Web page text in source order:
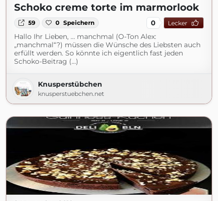
Schoko creme torte im marmorlook
59 0 Speichern 0 Lecker
Hallo Ihr Lieben, … manchmal (O-Ton Alex:
„manchmal“?) müssen die Wünsche des Liebsten auch
erfüllt werden. So könnte ich eigentlich fast jeden
Schoko-Beitrag (...)
Knusperstübchen
knusperstuebchen.net